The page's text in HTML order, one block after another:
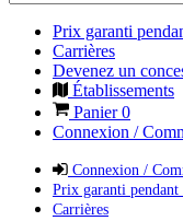
Prix garanti
Carrières
Devenez un
Établissements
Panier0
Connexion /
Connexion /
Prix garanti pendant
Carrières